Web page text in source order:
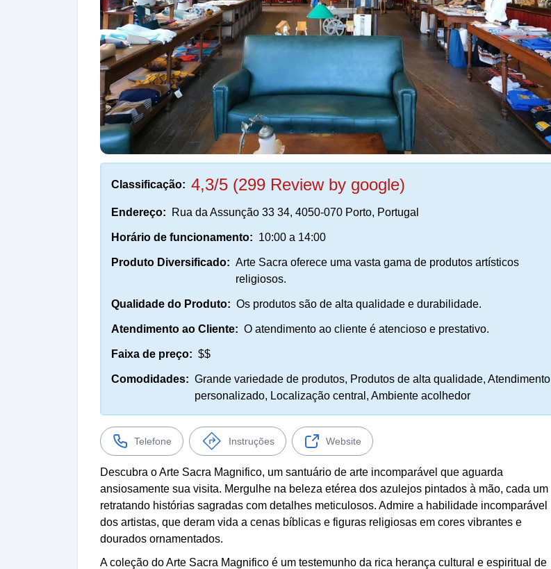
Classificação: 4,3/5 (299 Review by google)
Endereço: Rua da Assunção 33 34, 4050-070 Porto, Portugal
Horário de funcionamento: 10:00 a 14:00
Produto Diversificado: Arte Sacra oferece uma vasta gama de produtos artísticos
religiosos.
Qualidade do Produto: Os produtos são de alta qualidade e durabilidade.
Atendimento ao Cliente: O atendimento ao cliente é atencioso e prestativo.
Faixa de preço: $$
Comodidades: Grande variedade de produtos, Produtos de alta qualidade, Atendimento
personalizado, Localização central, Ambiente acolhedor
Telefone Instruções Website
Descubra o Arte Sacra Magnifico, um santuário de arte incomparável que aguarda
ansiosamente sua visita. Mergulhe na beleza etérea dos azulejos pintados à mão, cada um
retratando histórias sagradas com detalhes meticulosos. Admire a habilidade incomparável
dos artistas, que deram vida a cenas bíblicas e figuras religiosas em cores vibrantes e
dourados ornamentados.
A coleção do Arte Sacra Magnifico é um testemunho da rica herança cultural e espiritual de